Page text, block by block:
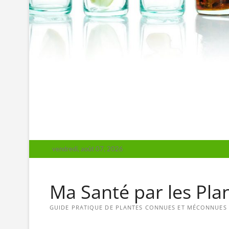
vendredi, août 07, 2026
Ma Santé par les
GUIDE PRATIQUE DE PLANTES CONNUES ET MÉCONNUES